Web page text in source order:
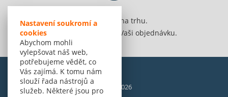
Nastavení soukromí a
cookies
Abychom mohli
vylepšovat náš web,
potřebujeme vědět, co
Vás zajímá. K tomu nám
slouží řada nástrojů a
služeb. Některé jsou pro
Jsme 20 let na trhu.
Spolehlivě vyřídíme Vaši objednávku.
© Amenit Software Solutions, 1998 - 2026